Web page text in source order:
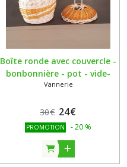
Boîte ronde avec couvercle -
bonbonnière - pot - vide-
poche - boîte en rotin écru
Vannerie
30€ 24€
PROMOTION -20 %